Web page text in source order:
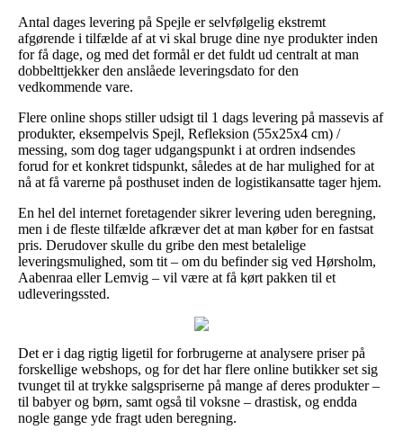
Antal dages levering på Spejle er selvfølgelig ekstremt
afgørende i tilfælde af at vi skal bruge dine nye produkter inden
for få dage, og med det formål er det fuldt ud centralt at man
dobbelttjekker den anslåede leveringsdato for den
vedkommende vare.
Flere online shops stiller udsigt til 1 dags levering på massevis af
produkter, eksempelvis Spejl, Refleksion (55x25x4 cm) /
messing, som dog tager udgangspunkt i at ordren indsendes
forud for et konkret tidspunkt, således at de har mulighed for at
nå at få varerne på posthuset inden de logistikansatte tager hjem.
En hel del internet foretagender sikrer levering uden beregning,
men i de fleste tilfælde afkræver det at man køber for en fastsat
pris. Derudover skulle du gribe den mest betalelige
leveringsmulighed, som tit – om du befinder sig ved Hørsholm,
Aabenraa eller Lemvig – vil være at få kørt pakken til et
udleveringssted.
Det er i dag rigtig ligetil for forbrugerne at analysere priser på
forskellige webshops, og for det har flere online butikker set sig
tvunget til at trykke salgspriserne på mange af deres produkter –
til babyer og børn, samt også til voksne – drastisk, og endda
nogle gange yde fragt uden beregning.